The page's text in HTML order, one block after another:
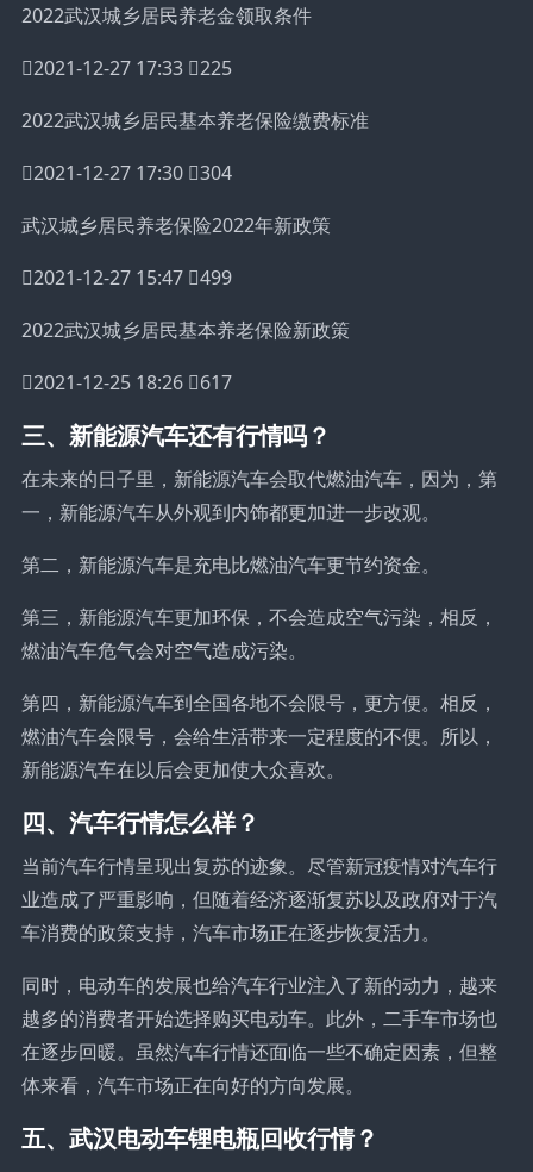
2022武汉城乡居民养老金领取条件
2021-12-27 17:33 225
2022武汉城乡居民基本养老保险缴费标准
2021-12-27 17:30 304
武汉城乡居民养老保险2022年新政策
2021-12-27 15:47 499
2022武汉城乡居民基本养老保险新政策
2021-12-25 18:26 617
三、新能源汽车还有行情吗？
在未来的日子里，新能源汽车会取代燃油汽车，因为，第
一，新能源汽车从外观到内饰都更加进一步改观。
第二，新能源汽车是充电比燃油汽车更节约资金。
第三，新能源汽车更加环保，不会造成空气污染，相反，
燃油汽车危气会对空气造成污染。
第四，新能源汽车到全国各地不会限号，更方便。相反，
燃油汽车会限号，会给生活带来一定程度的不便。所以，
新能源汽车在以后会更加使大众喜欢。
四、汽车行情怎么样？
当前汽车行情呈现出复苏的迹象。尽管新冠疫情对汽车行
业造成了严重影响，但随着经济逐渐复苏以及政府对于汽
车消费的政策支持，汽车市场正在逐步恢复活力。
同时，电动车的发展也给汽车行业注入了新的动力，越来
越多的消费者开始选择购买电动车。此外，二手车市场也
在逐步回暖。虽然汽车行情还面临一些不确定因素，但整
体来看，汽车市场正在向好的方向发展。
五、武汉电动车锂电瓶回收行情？